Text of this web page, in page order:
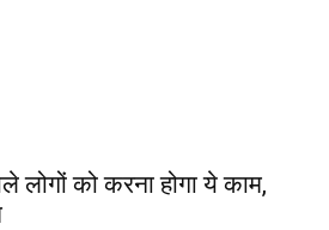
लोगों को करना होगा ये काम,